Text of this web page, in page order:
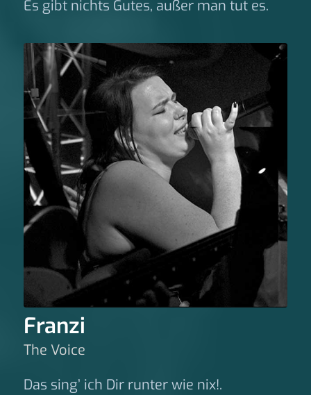
Es gibt nichts Gutes, außer man tut es.
Franzi
The Voice
Das sing’ ich Dir runter wie nix!.